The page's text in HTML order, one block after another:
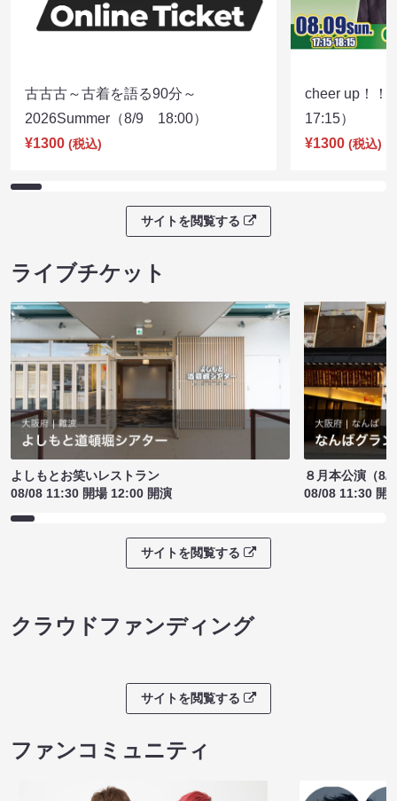
古古古～古着を語る90分～
2026Summer（8/9 18:00）
¥1300 (税込)
cheer up！
17:15）
¥1300 (税込)
サイトを閲覧する
ライブチケット
よしもとお笑いレストラン
08/08 11:30 開場 12:00 開演
８月本公演（8/
08/08 11:30 開
サイトを閲覧する
クラウドファンディング
サイトを閲覧する
ファンコミュニティ